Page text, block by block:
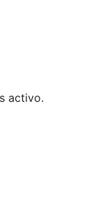
activo.